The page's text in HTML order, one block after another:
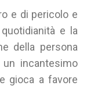
e di pericolo e
e la
della persona
incantesimo
gioca a favore